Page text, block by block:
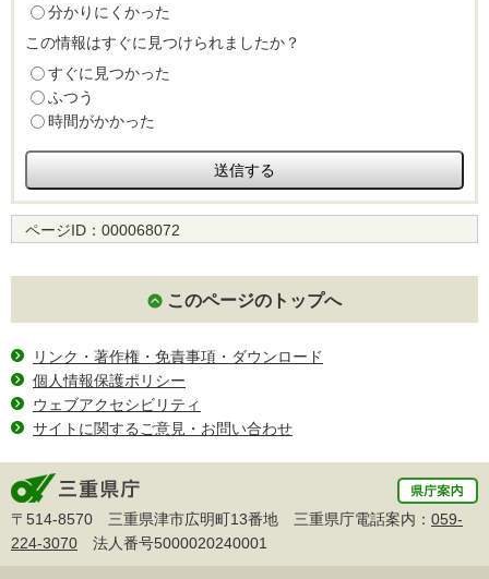
分かりにくかった
この情報はすぐに見つけられましたか？
すぐに見つかった
ふつう
時間がかかった
ページID： 000068072
このページのトップへ
リンク・著作権・免責事項・ダウンロード
個人情報保護ポリシー
ウェブアクセシビリティ
サイトに関するご意見・お問い合わせ
〒514-8570 三重県津市広明町13番地 三重県庁電話案内： 059-
224-3070 法人番号5000020240001